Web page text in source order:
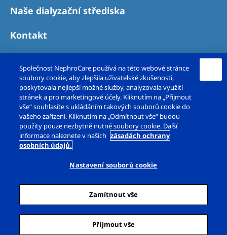
Naše dialyzační střediska
Kontakt
Copyright © Fresenius Medical Care – DS, s.r.o.
2026. Všechna práva vyhrazena.
Právní upozornění
Zásady ochrany osobních údajů
Prohlášení o cookies
Nastavení souborů cookie
Mapa webu
Společnost NephroCare používá na této webové stránce
soubory cookie, aby zlepšila uživatelské zkušenosti,
poskytovala nejlepší možné služby, analyzovala využití
stránek a pro marketingové účely. Kliknutím na „Přijmout
vše“ souhlasíte s ukládáním takových souborů cookie do
vašeho zařízení. Kliknutím na „Odmítnout vše“ budou
použity pouze nezbytně nutné soubory cookie. Další
informace naleznete v našich zásadách ochrany
osobních údajů.
Nastavení souborů cookie
Zamítnout vše
Přijmout vše